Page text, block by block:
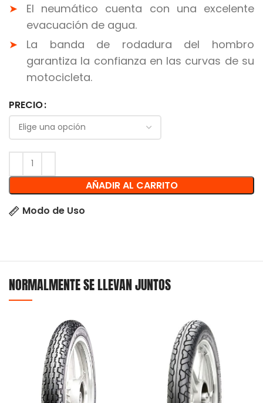
El neumático cuenta con una excelente
evacuación de agua.
La banda de rodadura del hombro
garantiza la confianza en las curvas de su
motocicleta.
PRECIO
AÑADIR AL CARRITO
Modo de Uso
NORMALMENTE SE LLEVAN JUNTOS